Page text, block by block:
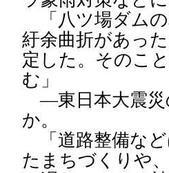
「八ツ場ダム
紆余曲折があっ
定した。そのこ
む」
―東日本大震災
か。
「道路整備など
たまちづくりや